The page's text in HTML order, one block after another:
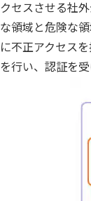
クセスさせる社
な領域と危険な
に不正アクセス
を行い、認証を